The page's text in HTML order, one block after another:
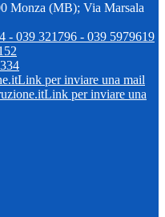
Monza (MB); Via Marsala
- 039 321796 - 039 5979619
Link per inviare una mail
Link per inviare una